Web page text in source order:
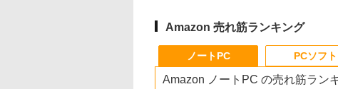
Amazon 売れ筋ランキング
ノートPC
Amazon ノートPC の売れ筋ラン
PCソフト